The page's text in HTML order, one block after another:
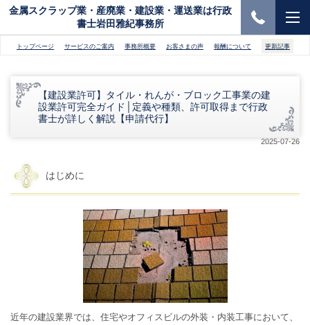
金属スクラップ業・産廃業・建設業・運送業は行政
書士岩田雅紀事務所
トップページ サービスのご案内 事務所概要 お客さまの声 報酬について 更新記事
【建設業許可】タイル・れんが・ブロック工事業の建
設業許可完全ガイド│定義や種類、許可取得まで行政
書士が詳しく解説【申請代行】
2025-07-26
はじめに
近年の建設業界では、住宅やオフィスビルの外装・内装工事において、